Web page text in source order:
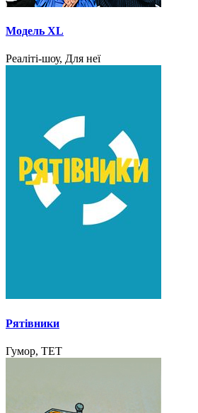
Модель XL
Реаліті-шоу, Для неї
Рятівники
Гумор, ТЕТ